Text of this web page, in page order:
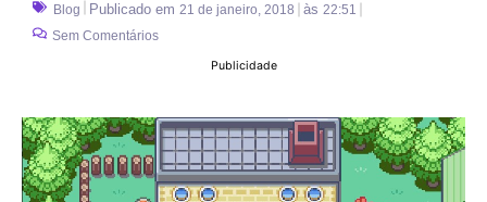
Blog Publicado em 21 de janeiro, 2018 às 22:51
Sem Comentários
Publicidade